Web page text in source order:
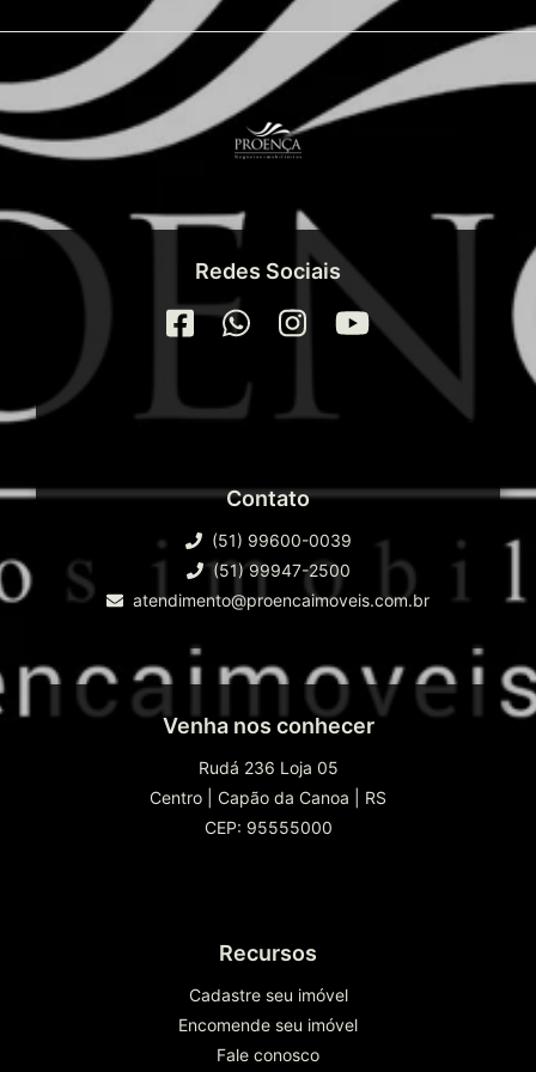
Redes Sociais
Contato
(51) 99600-0039
(51) 99947-2500
atendimento@proencaimoveis.com.br
Venha nos conhecer
Rudá 236 Loja 05
Centro
Capão da Canoa
RS
CEP: 95555000
Recursos
Cadastre seu imóvel
Encomende seu imóvel
Fale conosco